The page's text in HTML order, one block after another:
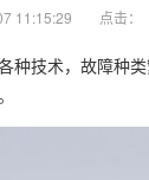
11:15:29 点击：
技术，故障种